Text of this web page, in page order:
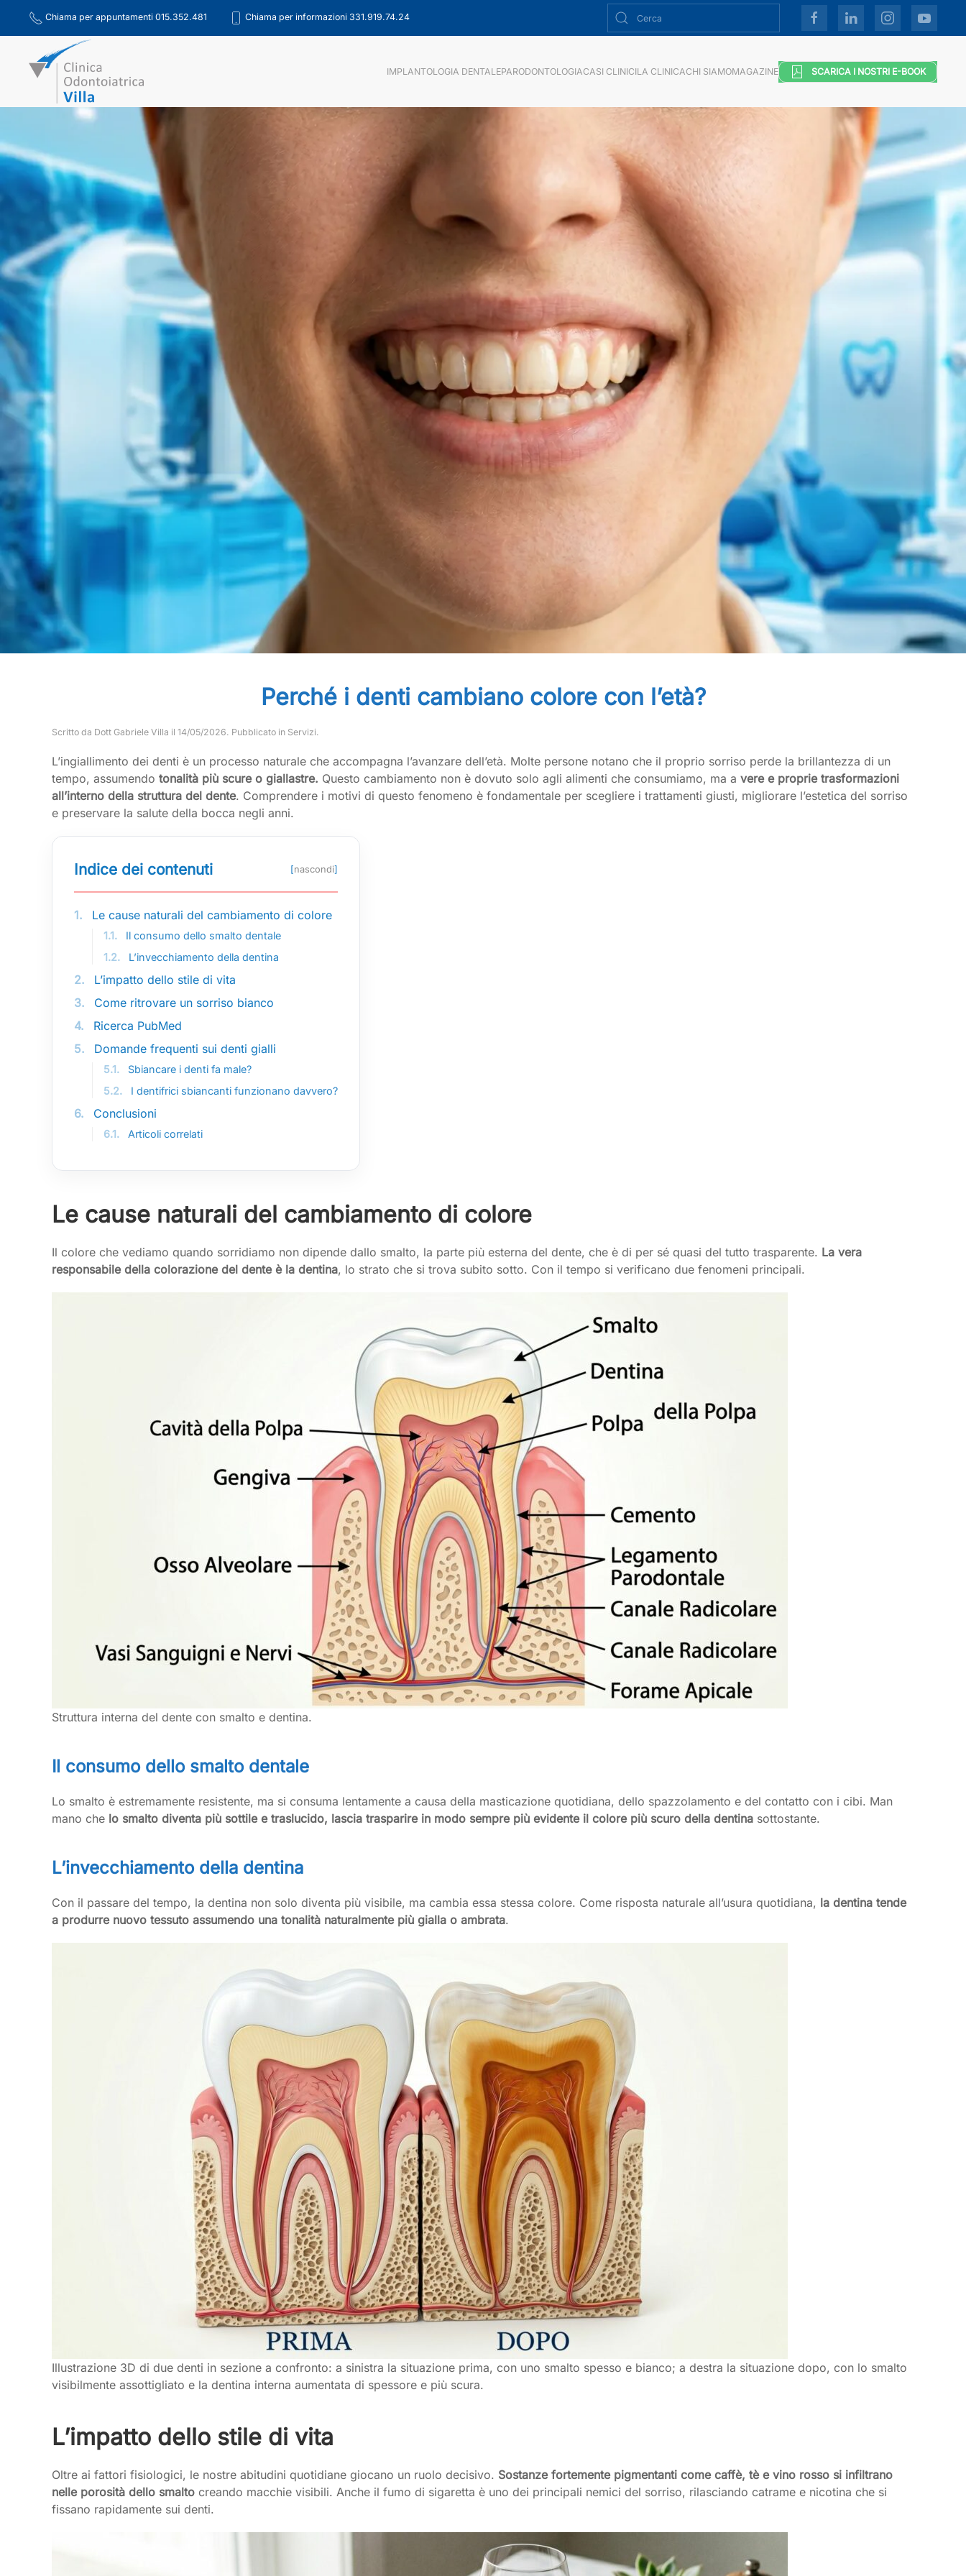
Skip to main content
Chiama per appuntamenti 015.352.481 Chiama per informazioni 331.919.74.24
IMPLANTOLOGIA DENTALEPARODONTOLOGIACASI CLINICILA CLINICACHI SIAMOMAGAZINE SCARICA I NOSTRI E-BOOK
Perché i denti cambiano colore con l’età?
Scritto da Dott Gabriele Villa il 14/05/2026. Pubblicato in Servizi.
L’ingiallimento dei denti è un processo naturale che accompagna l’avanzare dell’età. Molte persone notano che il proprio sorriso perde la brillantezza di un
tempo, assumendo tonalità più scure o giallastre. Questo cambiamento non è dovuto solo agli alimenti che consumiamo, ma a vere e proprie trasformazioni
all’interno della struttura del dente. Comprendere i motivi di questo fenomeno è fondamentale per scegliere i trattamenti giusti, migliorare l’estetica del sorriso
e preservare la salute della bocca negli anni.
Indice dei contenuti [nascondi]
1. Le cause naturali del cambiamento di colore
1.1.
Il consumo dello smalto dentale
1.2.
L’invecchiamento della dentina
2.
L’impatto dello stile di vita
3.
Come ritrovare un sorriso bianco
4.
Ricerca PubMed
5.
Domande frequenti sui denti gialli
5.1.
Sbiancare i denti fa male?
5.2.
I dentifrici sbiancanti funzionano davvero?
6. Conclusioni
6.1. Articoli correlati
Le cause naturali del cambiamento di colore
Il colore che vediamo quando sorridiamo non dipende dallo smalto, la parte più esterna del dente, che è di per sé quasi del tutto trasparente. La vera
responsabile della colorazione del dente è la dentina, lo strato che si trova subito sotto. Con il tempo si verificano due fenomeni principali.
Struttura interna del dente con smalto e dentina.
Il consumo dello smalto dentale
Lo smalto è estremamente resistente, ma si consuma lentamente a causa della masticazione quotidiana, dello spazzolamento e del contatto con i cibi. Man
mano che lo smalto diventa più sottile e traslucido, lascia trasparire in modo sempre più evidente il colore più scuro della dentina sottostante.
L’invecchiamento della dentina
Con il passare del tempo, la dentina non solo diventa più visibile, ma cambia essa stessa colore. Come risposta naturale all’usura quotidiana, la dentina tende
a produrre nuovo tessuto assumendo una tonalità naturalmente più gialla o ambrata.
Illustrazione 3D di due denti in sezione a confronto: a sinistra la situazione prima, con uno smalto spesso e bianco; a destra la situazione dopo, con lo smalto
visibilmente assottigliato e la dentina interna aumentata di spessore e più scura.
L’impatto dello stile di vita
Oltre ai fattori fisiologici, le nostre abitudini quotidiane giocano un ruolo decisivo. Sostanze fortemente pigmentanti come caffè, tè e vino rosso si infiltrano
nelle porosità dello smalto creando macchie visibili. Anche il fumo di sigaretta è uno dei principali nemici del sorriso, rilasciando catrame e nicotina che si
fissano rapidamente sui denti.